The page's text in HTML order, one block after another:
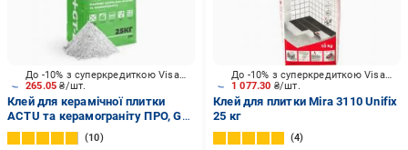
265.05₴/шт.
До -10% з суперкредиткою Visa Вигода
Клей для керамічної плитки
ACTU та керамограніту ПРО, GT-
L, 25 кг
10
1 077.30 ₴/шт.
До -10% з суперкредиткою Visa Вигода
Клей для плитки Mira 3110 Unifix
25 кг
4